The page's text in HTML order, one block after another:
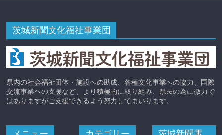
茨城新聞文化福祉事業団
県内の社会福祉団体・施設への助成、各種文化事業への協力、国際
交流事業への支援など、より積極的に取り組み、県民の為に微力で
はありますがご支援できるよう努力してまいります。